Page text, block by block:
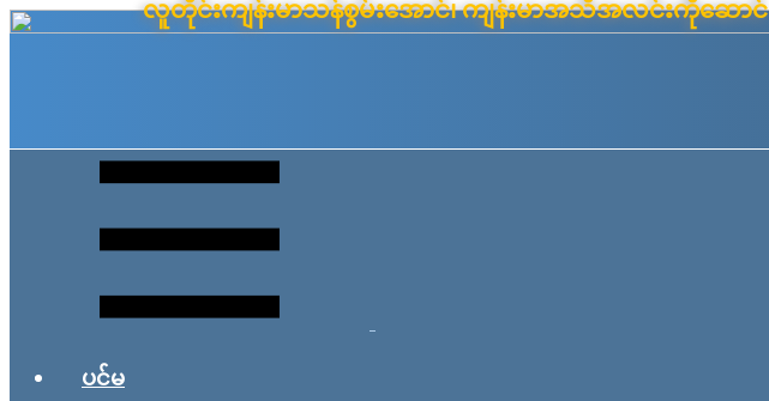
Skip
လူတိုင်းကျန်းမာသန်စွမ်းအောင်၊ ကျန်းမာအသိအလင်းကိုဆောင်
ပင်မ